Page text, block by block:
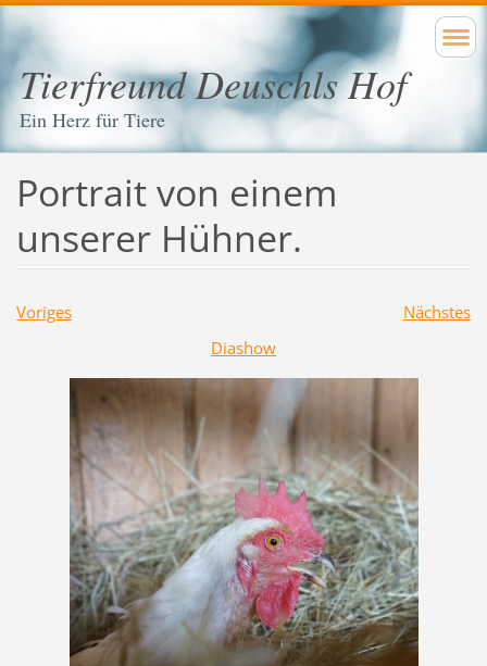
Tierfreund Deuschls Hof
Ein Herz für Tiere
Portrait von einem
unserer Hühner.
Voriges
Nächstes
Diashow